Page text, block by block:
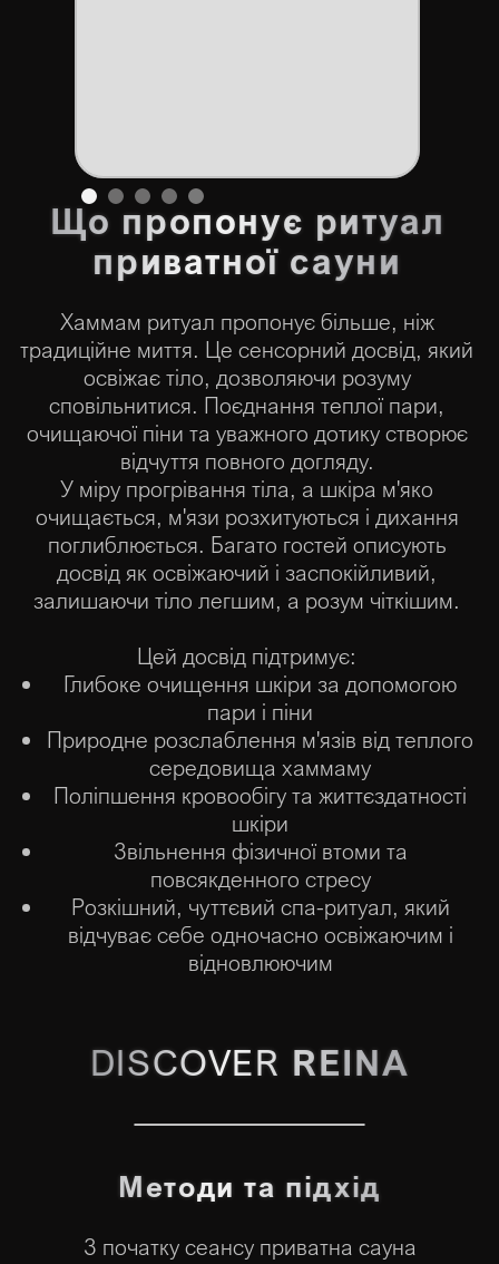
Slide 1 of 5.
Що пропонує ритуал
приватної сауни
Хаммам ритуал пропонує більше, ніж
традиційне миття. Це сенсорний досвід, який
освіжає тіло, дозволяючи розуму
сповільнитися. Поєднання теплої пари,
очищаючої піни та уважного дотику створює
відчуття повного догляду.
У міру прогрівання тіла, а шкіра м'яко
очищається, м'язи розхитуються і дихання
поглиблюється. Багато гостей описують
досвід як освіжаючий і заспокійливий,
залишаючи тіло легшим, а розум чіткішим.
Цей досвід підтримує:
Глибоке очищення шкіри за допомогою
пари і піни
Природне розслаблення м'язів від теплого
середовища хаммаму
Поліпшення кровообігу та життєздатності
шкіри
Звільнення фізичної втоми та
повсякденного стресу
Розкішний, чуттєвий спа-ритуал, який
відчуває себе одночасно освіжаючим і
відновлюючим
DISCOVER REINA
Методи та підхід
З початку сеансу приватна сауна